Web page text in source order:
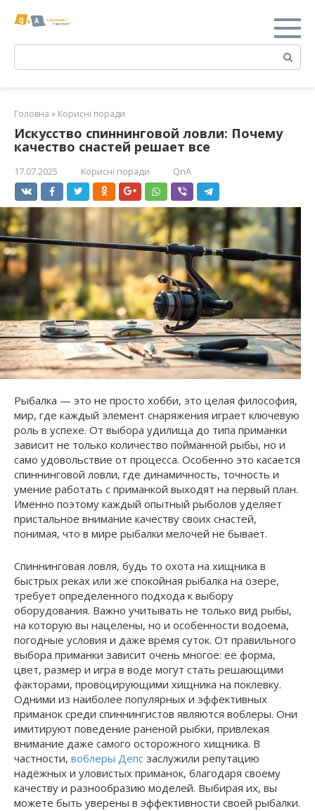
Поиск:
Головна » Корисні поради
Искусство спиннинговой ловли: Почему
качество снастей решает все
17.07.2025 Корисні поради QnA
Рыбалка — это не просто хобби, это целая философия,
мир, где каждый элемент снаряжения играет ключевую
роль в успехе. От выбора удилища до типа приманки
зависит не только количество пойманной рыбы, но и
само удовольствие от процесса. Особенно это касается
спиннинговой ловли, где динамичность, точность и
умение работать с приманкой выходят на первый план.
Именно поэтому каждый опытный рыболов уделяет
пристальное внимание качеству своих снастей,
понимая, что в мире рыбалки мелочей не бывает.
Спиннинговая ловля, будь то охота на хищника в
быстрых реках или же спокойная рыбалка на озере,
требует определенного подхода к выбору
оборудования. Важно учитывать не только вид рыбы,
на которую вы нацелены, но и особенности водоема,
погодные условия и даже время суток. От правильного
выбора приманки зависит очень многое: её форма,
цвет, размер и игра в воде могут стать решающими
факторами, провоцирующими хищника на поклевку.
Одними из наиболее популярных и эффективных
приманок среди спиннингистов являются воблеры. Они
имитируют поведение раненой рыбки, привлекая
внимание даже самого осторожного хищника. В
частности, воблеры Депс заслужили репутацию
надёжных и уловистых приманок, благодаря своему
качеству и разнообразию моделей. Выбирая их, вы
можете быть уверены в эффективности своей рыбалки.